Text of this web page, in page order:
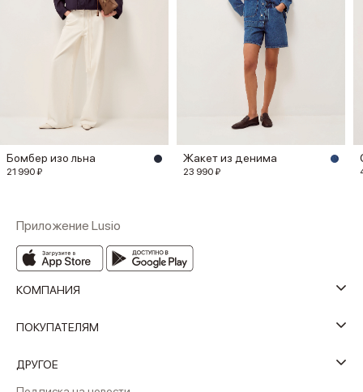
Бомбер изо льна
21 990 ₽
Жакет из денима
23 990 ₽
Приложение Lusio
КОМПАНИЯ
ПОКУПАТЕЛЯМ
ДРУГОЕ